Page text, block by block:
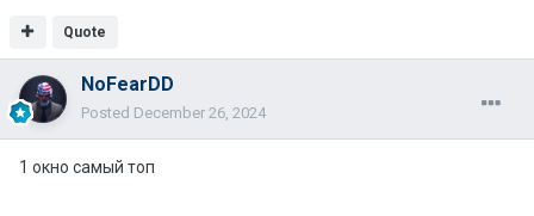
Quote
NoFearDD
Posted December 26, 2024
1 окно самый топ